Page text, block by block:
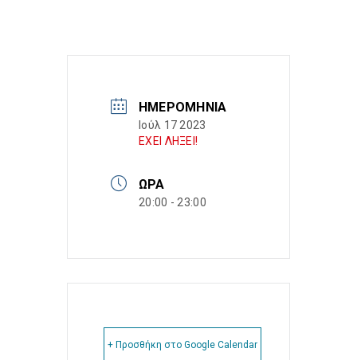
ΗΜΕΡΟΜΗΝΊΑ
Ιούλ 17 2023
ΕΧΕΙ ΛΗΞΕΙ!
ΏΡΑ
20:00 - 23:00
+ Προσθήκη στο Google Calendar